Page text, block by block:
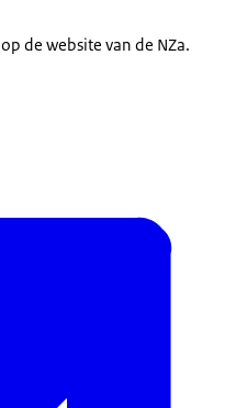
op de website van de NZa.